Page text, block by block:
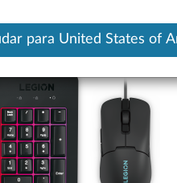
para United States of